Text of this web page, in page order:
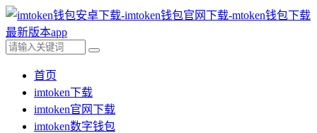
首页
imtoken下载
imtoken官网下载
imtoken数字钱包